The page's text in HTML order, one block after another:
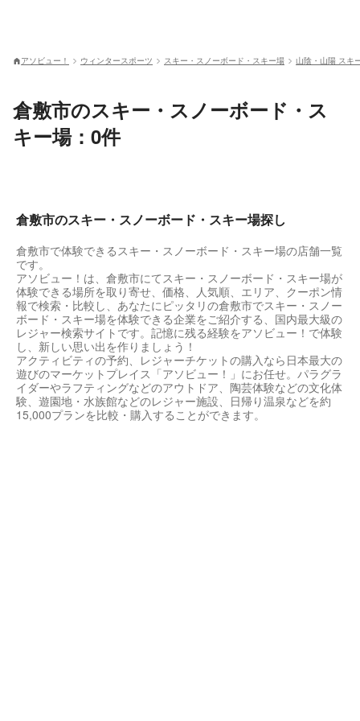
アソビュー！ ウィンタースポーツ スキー・スノーボード・スキー場 山陰・山陽 スキ
倉敷市のスキー・スノーボード・ス
キー場：0件
倉敷市のスキー・スノーボード・スキー場探し
倉敷市で体験できるスキー・スノーボード・スキー場の店舗一覧
です。
アソビュー！は、倉敷市にてスキー・スノーボード・スキー場が
体験できる場所を取り寄せ、価格、人気順、エリア、クーポン情
報で検索・比較し、あなたにピッタリの倉敷市でスキー・スノー
ボード・スキー場を体験できる企業をご紹介する、国内最大級の
レジャー検索サイトです。記憶に残る経験をアソビュー！で体験
し、新しい思い出を作りましょう！
アクティビティの予約、レジャーチケットの購入なら日本最大の
遊びのマーケットプレイス「アソビュー！」にお任せ。パラグラ
イダーやラフティングなどのアウトドア、陶芸体験などの文化体
験、遊園地・水族館などのレジャー施設、日帰り温泉などを約
15,000プランを比較・購入することができます。